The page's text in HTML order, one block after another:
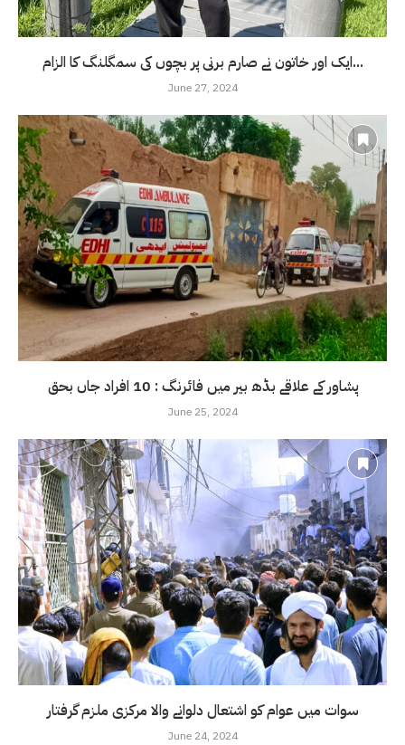
ایک اور خاتون نے صارم برنی پر بچوں کی سمگلنگ کا الزام...
June 27, 2024
پشاور کے علاقے بڈھ بیر میں فائرنگ : 10 افراد جاں بحق
June 25, 2024
سوات میں عوام کو اشتعال دلوانے والا مرکزی ملزم گرفتار
June 24, 2024